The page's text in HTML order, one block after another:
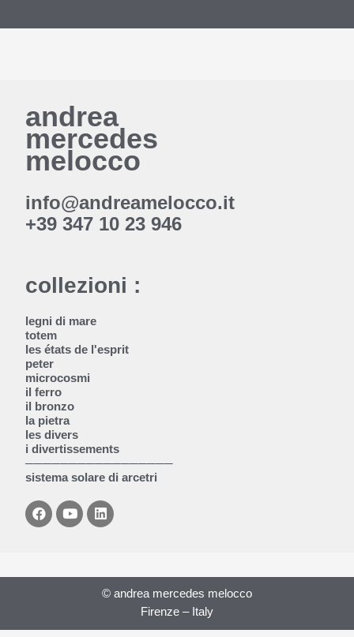
andrea
mercedes
melocco
info@andreamelocco.it
+39 347 10 23 946
collezioni :
legni di mare
totem
les états de l'esprit
peter
microcosmi
il ferro
il bronzo
la pietra
les divers
i divertissements
─────────────────
sistema solare di arcetri
F
a
c
o
Y
o
u
b
L
i
n
d
n
© andrea mercedes melocco
Firenze – Italy